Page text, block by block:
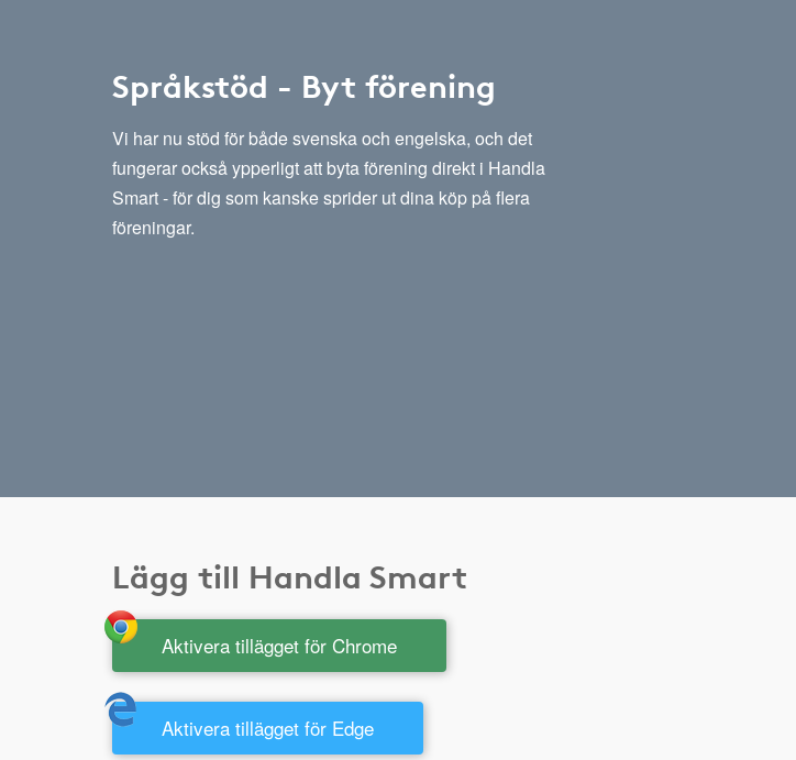
Språkstöd - Byt förening
Vi har nu stöd för både svenska och engelska, och det
fungerar också ypperligt att byta förening direkt i Handla
Smart - för dig som kanske sprider ut dina köp på flera
föreningar.
Lägg till Handla Smart
Aktivera tillägget för Chrome
Aktivera tillägget för Edge